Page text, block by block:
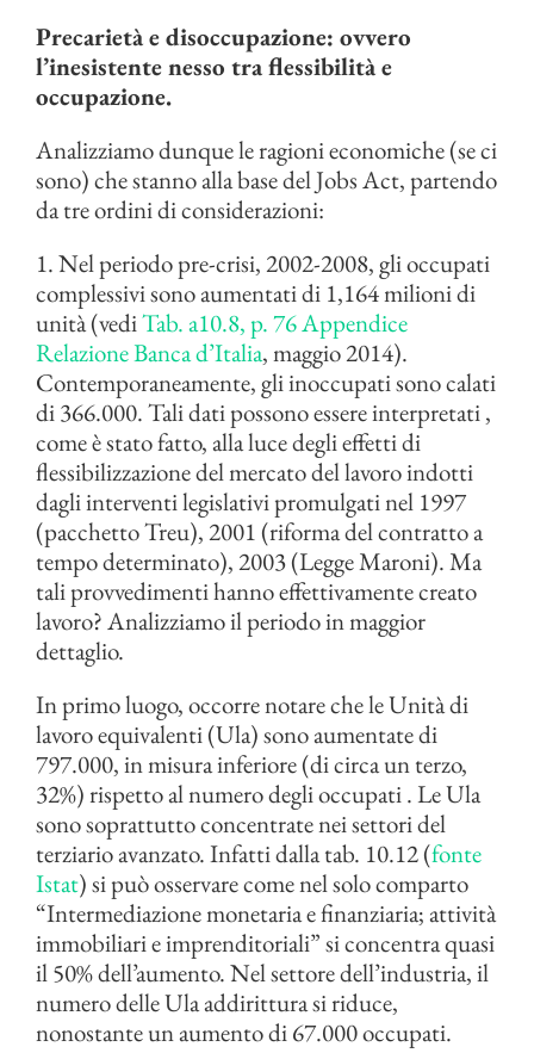
Precarietà e disoccupazione: ovvero
l’inesistente nesso tra flessibilità e
occupazione.
Analizziamo dunque le ragioni economiche (se ci
sono) che stanno alla base del Jobs Act, partendo
da tre ordini di considerazioni:
1. Nel periodo pre-crisi, 2002-2008, gli occupati
complessivi sono aumentati di 1,164 milioni di
unità (vediTab. a10.8, p. 76 Appendice
Relazione Banca d’Italia, maggio 2014).
Contemporaneamente, gli inoccupati sono calati
di 366.000. Tali dati possono essere interpretati ,
come è stato fatto, alla luce degli effetti di
flessibilizzazione del mercato del lavoro indotti
dagli interventi legislativi promulgati nel 1997
(pacchetto Treu), 2001 (riforma del contratto a
tempo determinato), 2003 (Legge Maroni). Ma
tali provvedimenti hanno effettivamente creato
lavoro? Analizziamo il periodo in maggior
dettaglio.
In primo luogo, occorre notare che le Unità di
lavoro equivalenti (Ula) sono aumentate di
797.000, in misura inferiore (di circa un terzo,
32%) rispetto al numero degli occupati . Le Ula
sono soprattutto concentrate nei settori del
terziario avanzato. Infatti dalla tab. 10.12 (fonte
Istat) si può osservare come nel solo comparto
“Intermediazione monetaria e finanziaria; attività
immobiliari e imprenditoriali” si concentra quasi
il 50% dell’aumento. Nel settore dell’industria, il
numero delle Ula addirittura si riduce,
nonostante un aumento di 67.000 occupati.